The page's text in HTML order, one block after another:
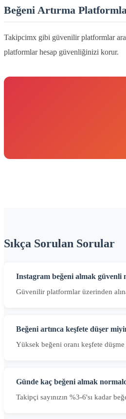
Beğeni Artırma
Takipcimx gibi güvenilir platformlar
platformlar hesap güvenliğinizi korur.
Sıkça Sorulan Sorular
Instagram beğeni almak güvenli
Güvenilir platformlar üzerinden
Beğeni artınca keşfete düşer
Yüksek beğeni oranı keşfete
Günde kaç beğeni almak
Takipçi sayınızın %3-6'sı kadar